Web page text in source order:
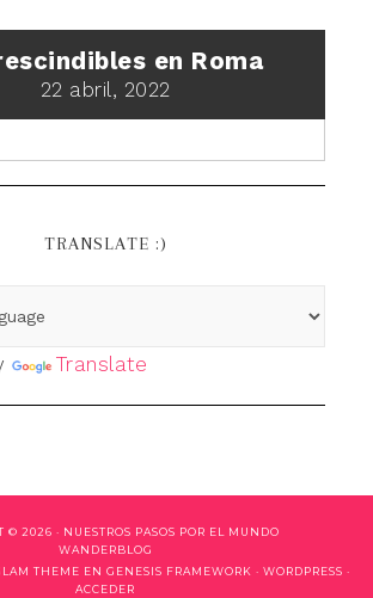
en Roma
22 abril, 2022
TRANSLATE :)
Translate
© 2026 · NUESTROS PASOS POR EL MUNDO
WANDERBLOG
THEME EN GENESIS FRAMEWORK · WORDPRESS ·
ACCEDER